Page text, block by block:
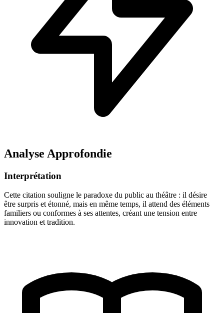
Analyse Approfondie
Interprétation
Cette citation souligne le paradoxe du public au théâtre : il désire
être surpris et étonné, mais en même temps, il attend des éléments
familiers ou conformes à ses attentes, créant une tension entre
innovation et tradition.